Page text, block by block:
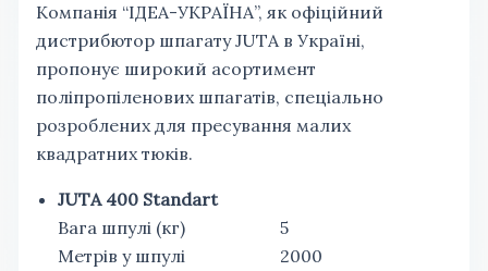
Компанія “ІДЕА-УКРАЇНА”, як офіційний
дистрибютор шпагату JUTA в Україні,
пропонує широкий асортимент
поліпропіленових шпагатів, спеціально
розроблених для пресування малих
квадратних тюків.
JUTA 400 Standart
Вага шпулі (кг)
5
Метрів у шпулі
2000